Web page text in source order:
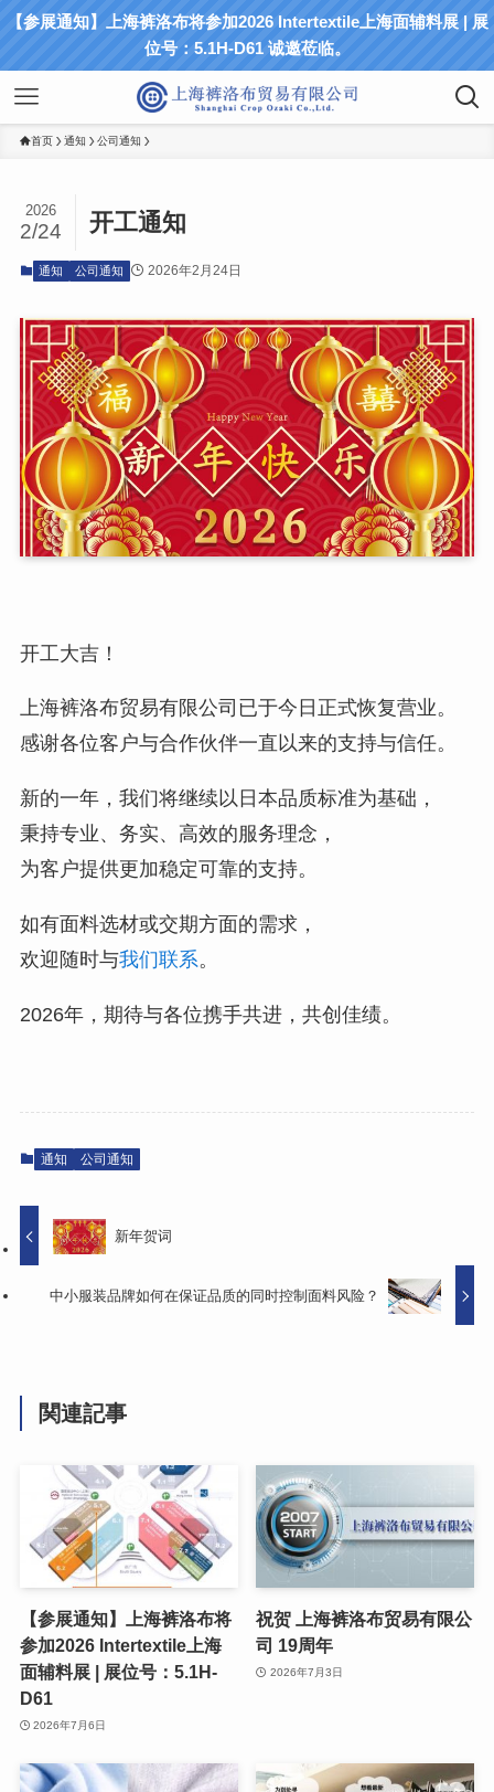
【参展通知】上海裤洛布将参加2026 Intertextile上海面辅料展 | 展
位号：5.1H-D61 诚邀莅临。
首页 通知 公司通知
开工通知
2026
2/24
通知 公司通知 2026年2月24日
开工大吉！
上海裤洛布贸易有限公司已于今日正式恢复营业。
感谢各位客户与合作伙伴一直以来的支持与信任。
新的一年，我们将继续以日本品质标准为基础，
秉持专业、务实、高效的服务理念，
为客户提供更加稳定可靠的支持。
如有面料选材或交期方面的需求，
欢迎随时与我们联系。
2026年，期待与各位携手共进，共创佳绩。
通知 公司通知
新年贺词
中小服装品牌如何在保证品质的同时控制面料风险？
関連記事
【参展通知】上海裤洛布将
参加2026 Intertextile上海
面辅料展 | 展位号：5.1H-
D61
2026年7月6日
祝贺 上海裤洛布贸易有限公
司 19周年
2026年7月3日